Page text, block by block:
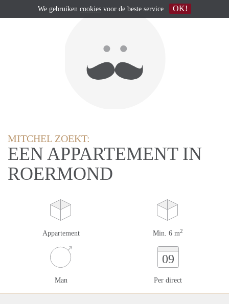
MITCHEL ZOEKT:
EEN APPARTEMENT IN
ROERMOND
Appartement Min. 6 m2
Man
09
Per direct
We gebruiken cookies voor de beste service OK!